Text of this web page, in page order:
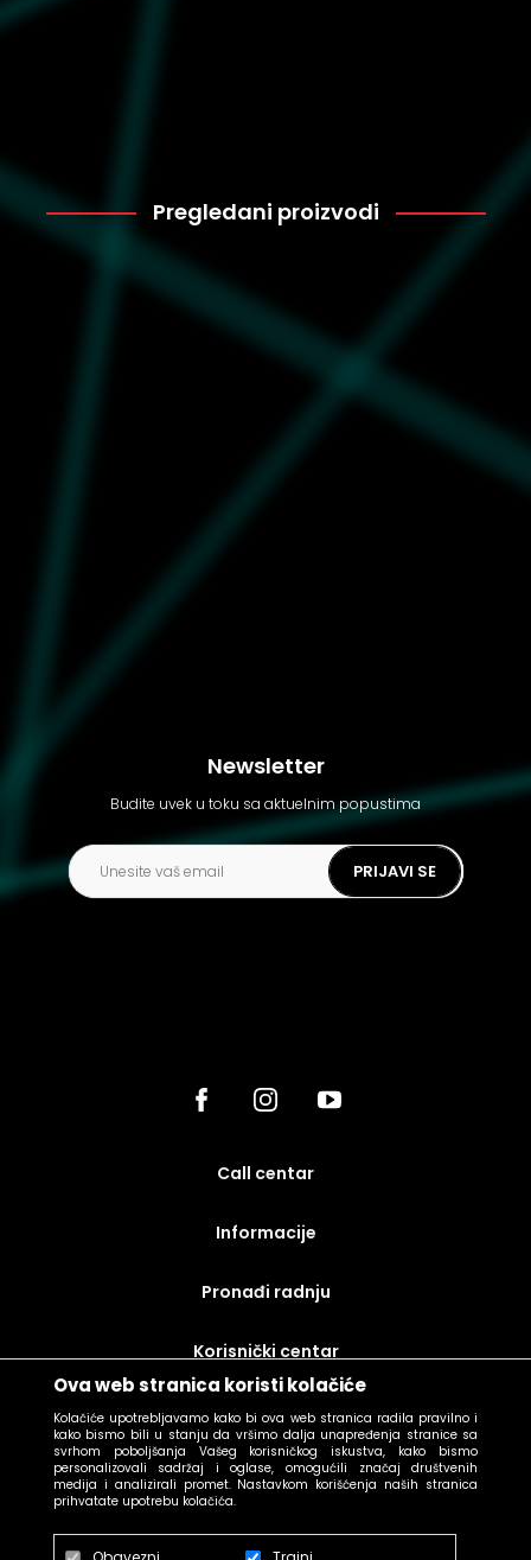
Ova web stranica koristi kolačiće
Kolačiće upotrebljavamo kako bi ova web stranica radila pravilno i
kako bismo bili u stanju da vršimo dalja unapređenja stranice sa
svrhom poboljšanja Vašeg korisničkog iskustva, kako bismo
personalizovali sadržaj i oglase, omogućili značaj društvenih
medija i analizirali promet. Nastavkom korišćenja naših stranica
prihvatate upotrebu kolačića.
Pregledani proizvodi
Newsletter
Budite uvek u toku sa aktuelnim popustima
PRIJAVI SE
call centar
Informacije
Pronađi radnju
korisnički centar
uslovi prodaje